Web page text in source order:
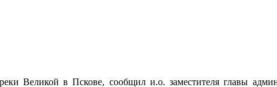
Великой в Пскове, сообщил и.о. заместителя главы